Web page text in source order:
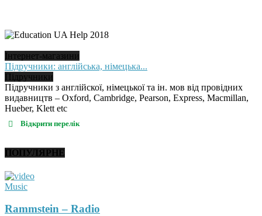
Інтернет-магазини
Підручники: англійська, німецька...
Підручники
Підручники з англійскої, німецької та ін. мов від провідних
видавництв – Oxford, Cambridge, Pearson, Express, Macmillan,
Hueber, Klett etc
Відкрити перелік
ПОПУЛЯРНЕ
Music
Rammstein – Radio